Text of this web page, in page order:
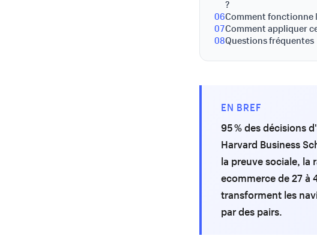
?
06Comment fonctionne
07Comment appliquer
08Questions fréquentes
EN BREF
95 % des décisions
Harvard Business
la preuve sociale, la
ecommerce de 27 à
transforment les
par des pairs.